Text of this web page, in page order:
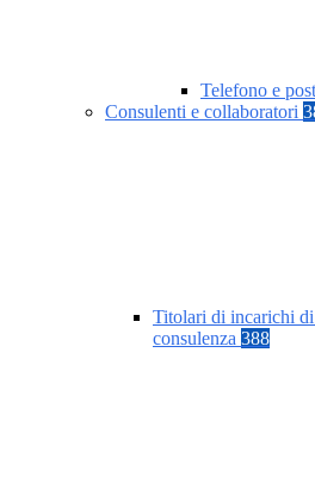
Telefono e
Consulenti e collaboratori
Titolari di incarichi
consulenza 388